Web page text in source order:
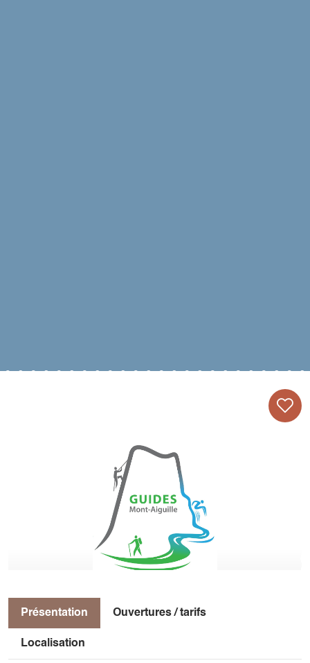
Présentation Ouvertures / tarifs
Localisation